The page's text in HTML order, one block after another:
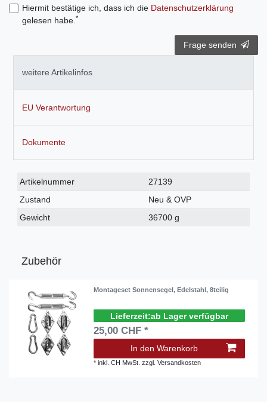
Hiermit bestätige ich, dass ich die Daten­schutz­erklärung
gelesen habe. *
Frage senden
weitere Artikelinfos
EU Verantwortung
Dokumente
Technisches
Merkmal
Wert
Artikelnummer
27139
Zustand
Neu & OVP
Gewicht
36700 g
Zubehör
Montageset Sonnensegel, Edelstahl, 8teilig
ab Lager verfügbar
25,00 CHF *
In den Warenkorb
*inkl. CH MwSt. zzgl.Versandkosten